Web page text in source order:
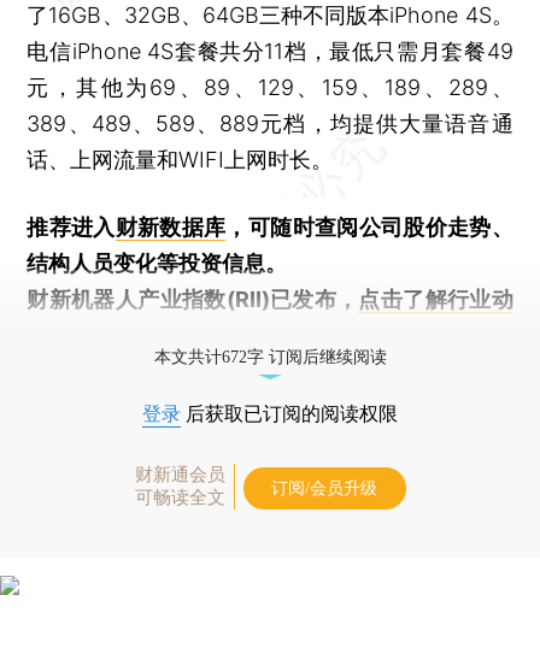
了16GB、32GB、64GB三种不同版本iPhone 4S。
电信iPhone 4S套餐共分11档，最低只需月套餐49
元，其他为69、89、129、159、189、289、
389、489、589、889元档，均提供大量语音通
话、上网流量和WIFI上网时长。
推荐进入财新数据库 ，可随时查阅公司股价走势、
结构人员变化等投资信息。
财新机器人产业指数(RII)已发布， 点击了解行业动
本文共计672字 订阅后继续阅读
登录 后获取已订阅的阅读权限
财新通会员
可畅读全文
订阅/会员升级